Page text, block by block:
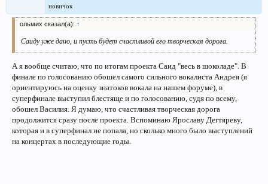
новичок
ольмих сказал(а): ↑
Саиду уже дано, и пусть будет счастливой его творческая дорога.
А я вообще считаю, что по итогам проекта Саид "весь в шоколаде". В
финале по голосованию обошел самого сильного вокалиста Андрея (я
ориентируюсь на оценку знатоков вокала на нашем форуме), в
суперфинале выступил блестяще и по голосованию, судя по всему,
обошел Василия. Я думаю, что счастливая творческая дорога
продолжится сразу после проекта. Вспоминаю Ярославу Дегтяреву,
которая и в суперфинал не попала, но сколько много было выступлений
на концертах в последующие годы.